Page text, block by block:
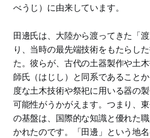
べうじ）に由来しています。
田邊氏は、大陸から渡ってきた「
り、当時の最先端技術をもたらし
た。彼らが、古代の土器製作や土
師氏（はじし）と同系であること
度な土木技術や祭祀に用いる器の
可能性がうかがえます。つまり、
の基盤は、国際的な知識と優れた
かれたのです。「田邊」という地